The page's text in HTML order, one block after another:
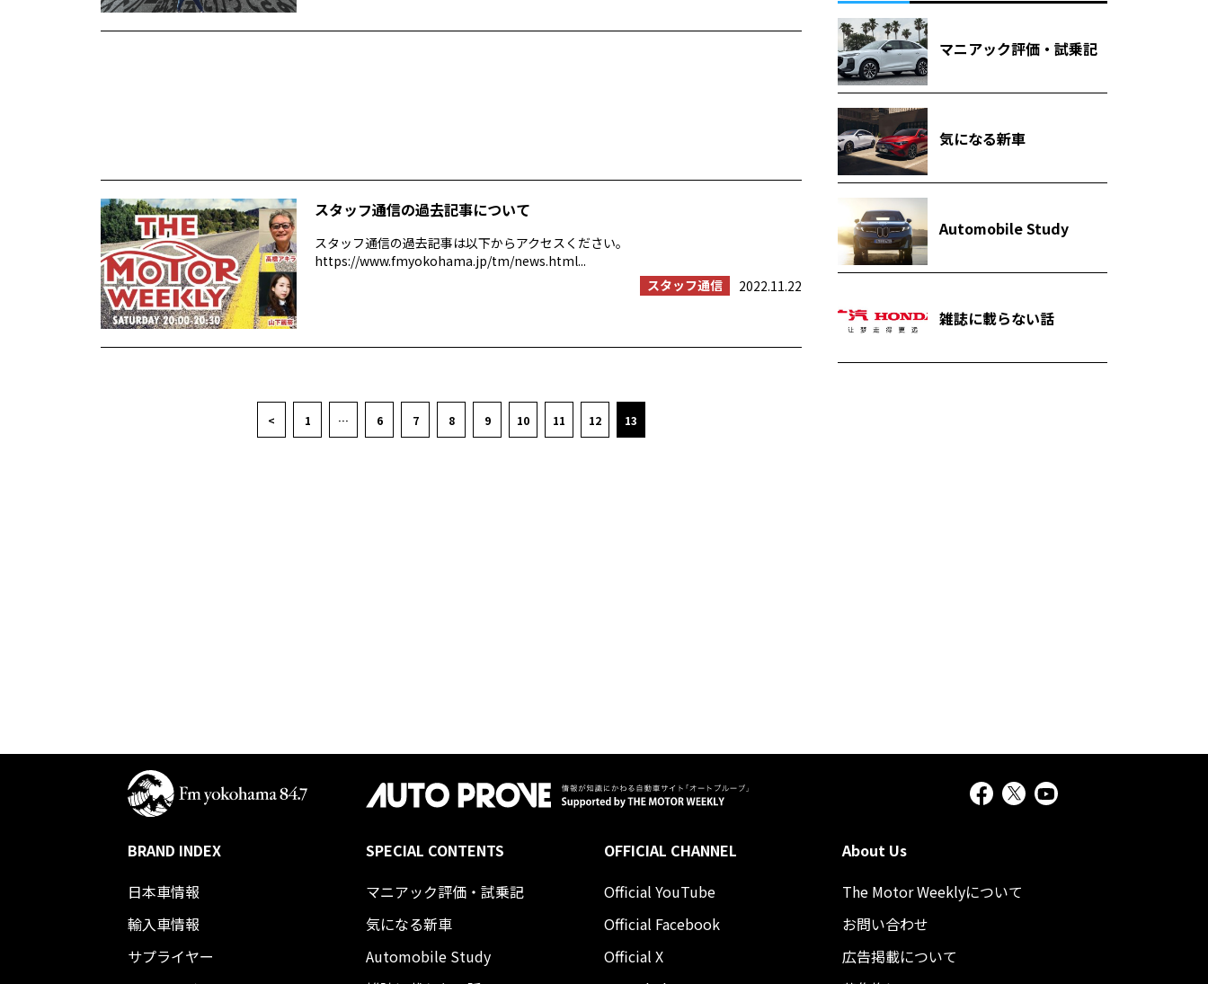
スタッフ通信の過去記事について
スタッフ通信の過去記事は以下からアクセスください。
https://www.fmyokohama.jp/tm/news.html...
スタッフ通信
2022.11.22
< 1 … 6 7 8 9 10 11 12 13
マニアック評価・試乗記
気になる新車
Automobile Study
雑誌に載らない話
BRAND INDEX
日本車情報​
輸入車情報
サプライヤー
SPECIAL CONTENTS
マニアック評価・試乗記
気になる新車
Automobile Study
OFFICIAL CHANNEL
Official YouTube
Official Facebook
Official X
About Us
The Motor Weeklyについて
お問い合わせ
広告掲載について